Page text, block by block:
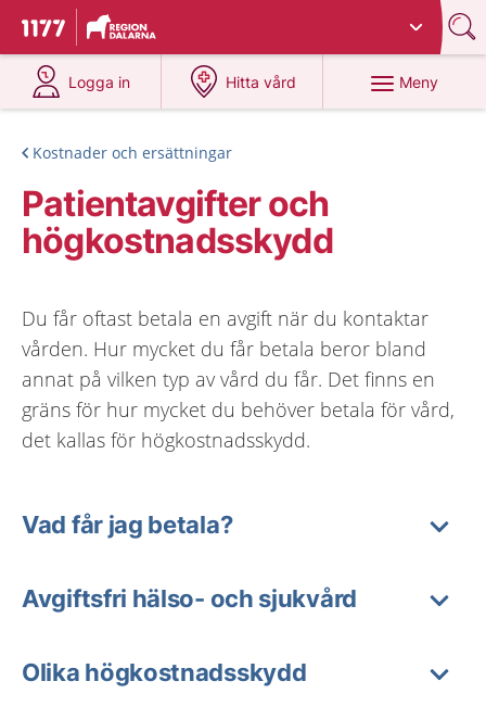
Till startsidan för 1177
Du har valt region
Logga in
på 1177.se
Hitta vård
på 1177.se
Meny
Kostnader och ersättningar
Patientavgifter och
högkostnadsskydd
Du får oftast betala en avgift när du kontaktar
vården. Hur mycket du får betala beror bland
annat på vilken typ av vård du får. Det finns en
gräns för hur mycket du behöver betala för vård,
det kallas för högkostnadsskydd.
Vad får jag betala?
Avgiftsfri hälso- och sjukvård
Olika högkostnadsskydd